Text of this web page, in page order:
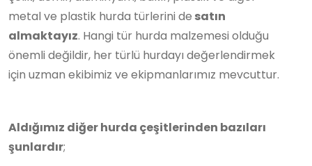
metal ve plastik hurda türlerini de satın
almaktayız. Hangi tür hurda malzemesi olduğu
önemli değildir, her türlü hurdayı değerlendirmek
için uzman ekibimiz ve ekipmanlarımız mevcuttur.
Aldığımız diğer hurda çeşitlerinden bazıları
şunlardır;